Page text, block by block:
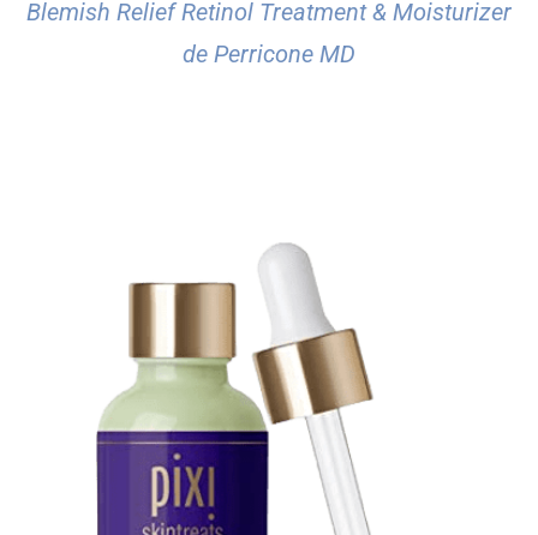
Blemish Relief Retinol Treatment & Moisturizer
de Perricone MD